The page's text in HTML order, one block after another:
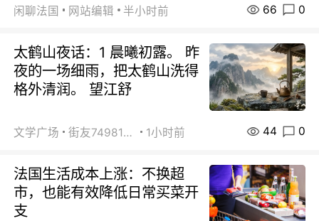
闲聊法国 网站编辑 半小时前 66 0
太鹤山夜话：1 晨曦初露。 昨
夜的一场细雨，把太鹤山洗得
格外清润。 望江舒
文学广场 街友74981146 1小时前 44 0
法国生活成本上涨：不换超
市，也能有效降低日常买菜开
支